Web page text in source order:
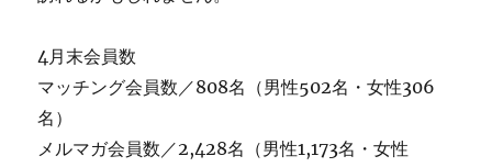
4月末会員数
マッチング会員数／808名（男性502名・女性306
名）
メルマガ会員数／2,428名（男性1,173名・女性